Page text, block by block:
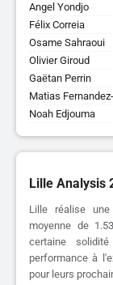
Angel Yondjo
Félix Correia
Osame Sahraoui
Olivier Giroud
Gaëtan Perrin
Matias
Noah Edjouma
Lille Analysis
Lille réalise
moyenne de
certaine
performance à
pour leurs